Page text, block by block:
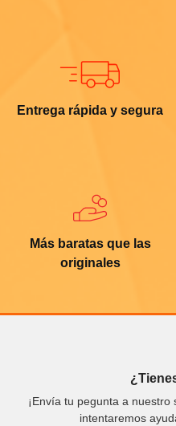
Entrega rápida y segura
Más baratas que las
originales
¡Envía tu pegunta a
intentaremos